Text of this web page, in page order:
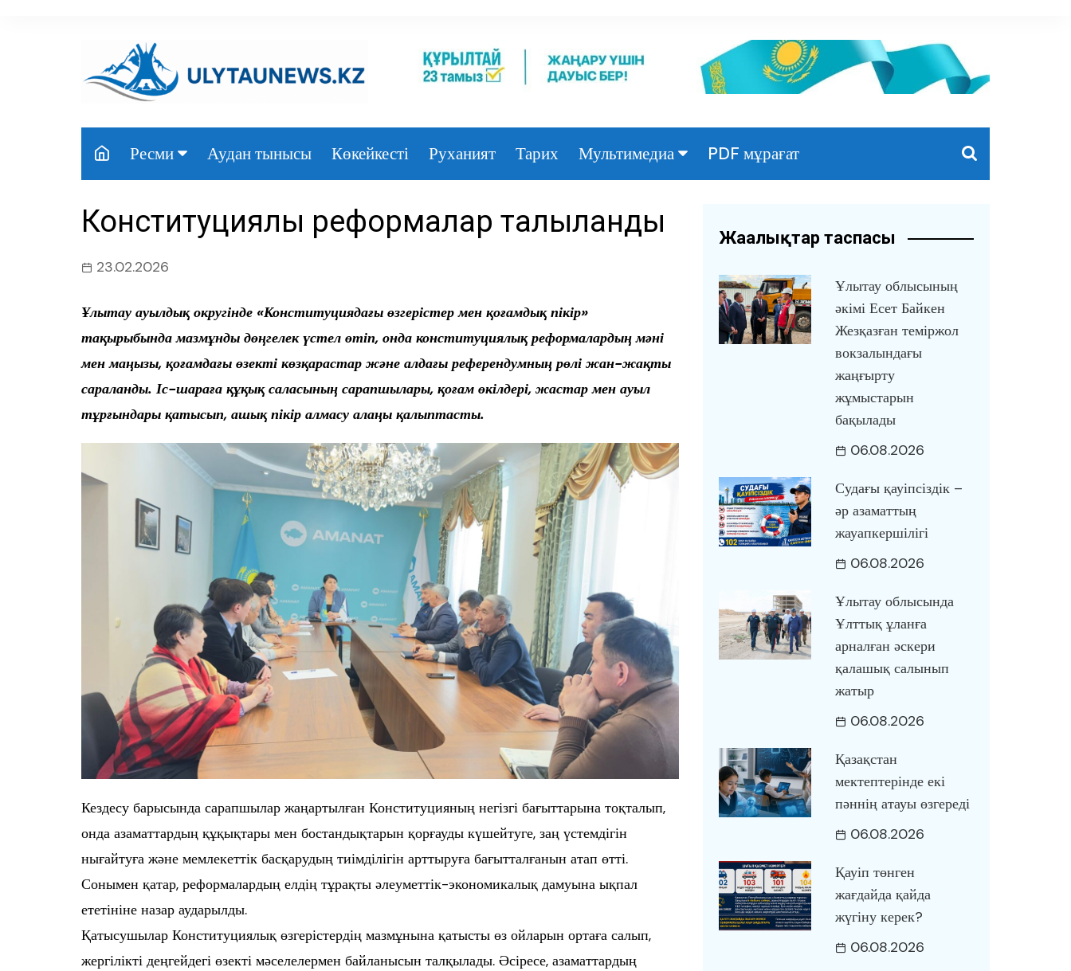
Ресми
Үкімет
Парламент
Аудан тынысы Көкейкесті Руханият Тарих Мультимедиа
Видео
PDF мұрағат
Конституциялық реформалар талқыланды
23.02.2026
Ұлытау ауылдық округінде «Конституциядағы өзгерістер мен қоғамдық пікір»
тақырыбында мазмұнды дөңгелек үстел өтіп, онда конституциялық реформалардың мәні
мен маңызы, қоғамдағы өзекті көзқарастар және алдағы референдумның рөлі жан-жақты
сараланды. Іс-шараға құқық саласының сарапшылары, қоғам өкілдері, жастар мен ауыл
тұрғындары қатысып, ашық пікір алмасу алаңы қалыптасты.
Кездесу барысында сарапшылар жаңартылған Конституцияның негізгі бағыттарына тоқталып,
онда азаматтардың құқықтары мен бостандықтарын қорғауды күшейтуге, заң үстемдігін
нығайтуға және мемлекеттік басқарудың тиімділігін арттыруға бағытталғанын атап өтті.
Сонымен қатар, реформалардың елдің тұрақты әлеуметтік-экономикалық дамуына ықпал
ететініне назар аударылды.
Қатысушылар Конституциялық өзгерістердің мазмұнына қатысты өз ойларын ортаға салып,
жергілікті деңгейдегі өзекті мәселелермен байланысын талқылады. Әсіресе, азаматтардың
Жаңалықтар таспасы
Ұлытау облысының
әкімі Есет Байкен
Жезқазған теміржол
вокзалындағы
жаңғырту
жұмыстарын
бақылады
06.08.2026
Судағы қауіпсіздік –
әр азаматтың
жауапкершілігі
06.08.2026
Ұлытау облысында
Ұлттық ұланға
арналған әскери
қалашық салынып
жатыр
06.08.2026
Қазақстан
мектептерінде екі
пәннің атауы өзгереді
06.08.2026
Қауіп төнген
жағдайда қайда
жүгіну керек?
06.08.2026